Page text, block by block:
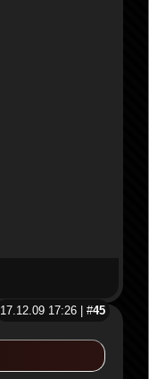
17.12.09 17:26 | #45